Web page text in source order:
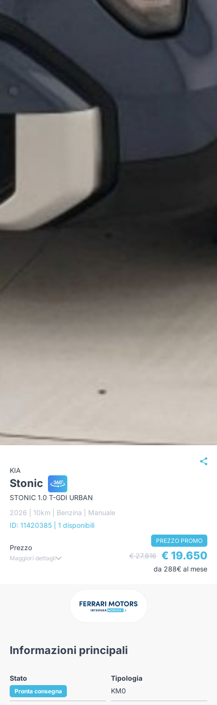
KIA
Stonic
STONIC 1.0 T-GDI URBAN
2026 | 10km | Benzina | Manuale
ID: 11420385
| 1 disponibili
Prezzo
Maggiori dettagli
PREZZO PROMO
€ 27.816 € 19.650
da 288€ al mese
Informazioni principali
Stato
Pronta consegna
Tipologia
KM0